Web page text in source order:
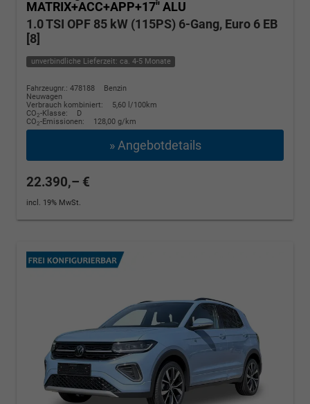
MATRIX+ACC+APP+17'' ALU
1.0 TSI OPF 85 kW (115PS) 6-Gang, Euro 6 EB
[8]
unverbindliche Lieferzeit: ca. 4-5 Monate
Fahrzeugnr.: 478188
Benzin
Neuwagen
Verbrauch kombiniert:
5,60 l/100km
CO2-Klasse:
D
CO2-Emissionen: 128,00 g/km
» Angebotdetails
22.390,– €
incl. 19% MwSt.